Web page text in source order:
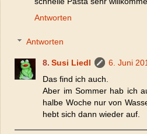
Antworten
Antworten
Susi Liedl
6. Juni
Das find ich auch.
Aber im Sommer hab ich
halbe Woche nur von
hebt sich dann wieder auf.